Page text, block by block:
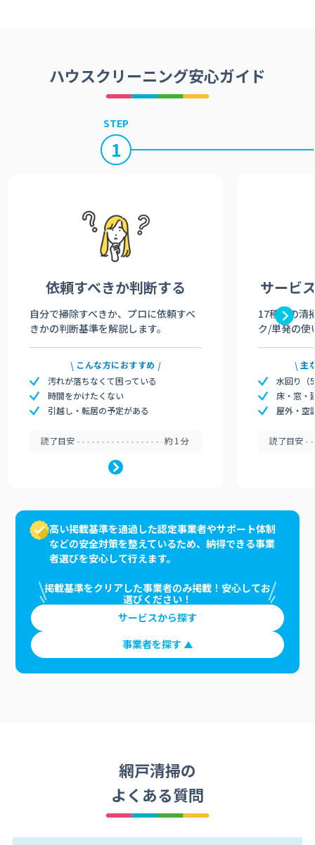
ハウスクリーニング安心ガイド
STEP
1
依頼すべきか判断する
自分で掃除すべきか、プロに依頼すべ
きかの判断基準を解説します。
こんな方におすすめ
汚れが落ちなくて困っている
時間をかけたくない
引越し・転居の予定がある
読了目安 約1分
サービ
17種類の清
ク/単発の使
主
水回り（
床・窓・
屋外・空
読了目安
高い掲載基準を通過した認定事業者やサポート体制
などの安全対策を整えているため、納得できる事業
者選びを安心して行えます。
掲載基準をクリアした事業者のみ掲載！安心してお
選びください！
サービスから探す
事業者を探す
網戸清掃の
よくある質問